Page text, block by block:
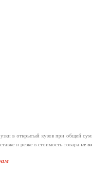
в открытый кузов при общей
и резке в стоимость товара не